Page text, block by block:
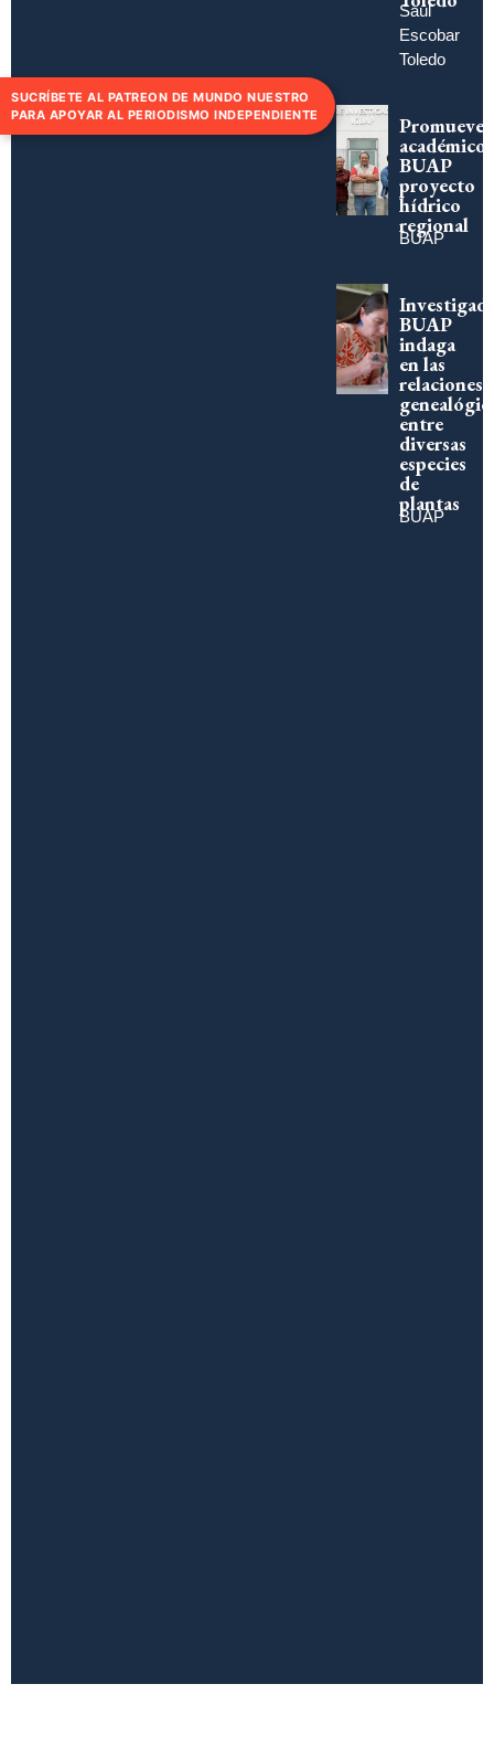
Saúl
Escobar
Toledo
Promueve
académico
BUAP
proyecto
hídrico
regional
BUAP
BUAP
indaga
en las
relaciones
entre
diversas
especies
de
plantas
BUAP
SUCRÍBETE AL PATREON DE MUNDO NUESTRO
PARA APOYAR AL PERIODISMO INDEPENDIENTE